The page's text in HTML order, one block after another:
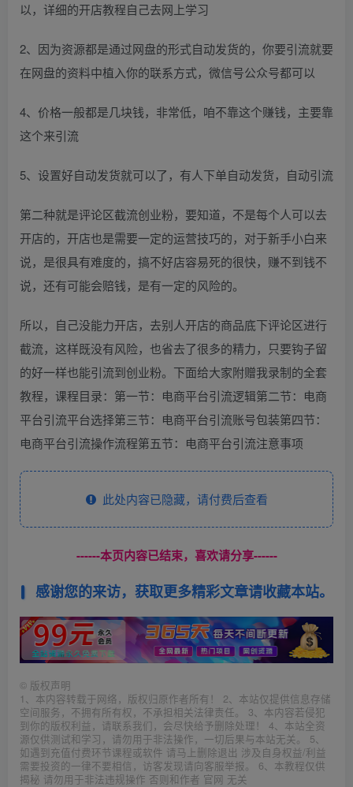
以，详细的开店教程自己去网上学习
2、因为资源都是通过网盘的形式自动发货的，你要引流就要
在网盘的资料中植入你的联系方式，微信号公众号都可以
4、价格一般都是几块钱，非常低，咱不靠这个赚钱，主要靠
这个来引流
5、设置好自动发货就可以了，有人下单自动发货，自动引流
第二种就是评论区截流创业粉，要知道，不是每个人可以去
开店的，开店也是需要一定的运营技巧的，对于新手小白来
说，是很具有难度的，搞不好店容易死的很快，赚不到钱不
说，还有可能会赔钱，是有一定的风险的。
所以，自己没能力开店，去别人开店的商品底下评论区进行
截流，这样既没有风险，也省去了很多的精力，只要钩子留
的好一样也能引流到创业粉。下面给大家附赠我录制的全套
教程，课程目录：第一节：电商平台引流逻辑第二节：电商
平台引流平台选择第三节：电商平台引流账号包装第四节：
电商平台引流操作流程第五节：电商平台引流注意事项
此处内容已隐藏，请付费后查看
------本页内容已结束，喜欢请分享------
感谢您的来访，获取更多精彩文章请收藏本站。
© 版权声明
1、本内容转载于网络，版权归原作者所有！ 2、本站仅提供信息存储
空间服务，不拥有所有权，不承担相关法律责任。 3、本内容若侵犯
到你的版权利益，请联系我们，会尽快给予删除处理！ 4、本站全资
源仅供测试和学习，请勿用于非法操作，一切后果与本站无关。 5、
如遇到充值付费环节课程或软件 请马上删除退出 涉及自身权益/利益
需要投资的一律不要相信，访客发现请向客服举报。 6、本教程仅供
揭秘 请勿用于非法违规操作 否则和作者 官网 无关